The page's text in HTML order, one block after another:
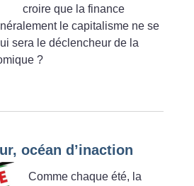
croire que la finance
le capitalisme ne se
sera le déclencheur de la
?
océan d’inaction
Comme chaque été, la